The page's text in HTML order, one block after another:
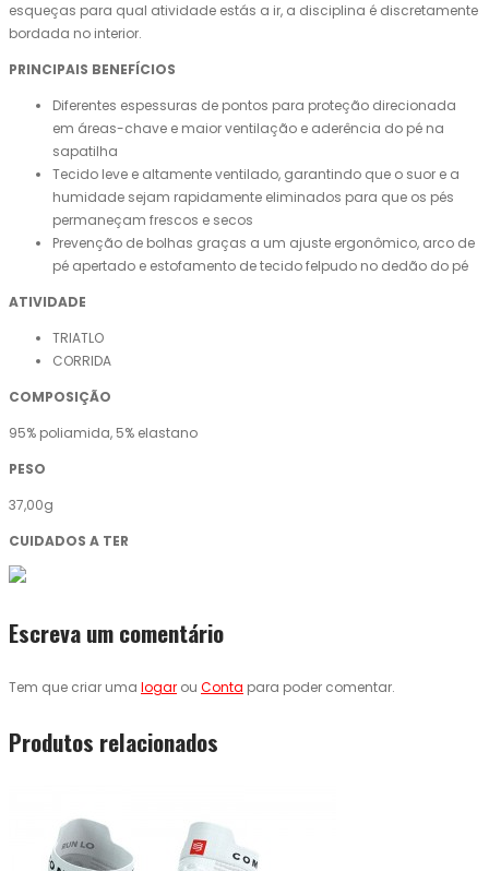
esqueças para qual atividade estás a ir, a disciplina é discretamente
bordada no interior.
PRINCIPAIS BENEFÍCIOS
Diferentes espessuras de pontos para proteção direcionada
em áreas-chave e maior ventilação e aderência do pé na
sapatilha
Tecido leve e altamente ventilado, garantindo que o suor e a
humidade sejam rapidamente eliminados para que os pés
permaneçam frescos e secos
Prevenção de bolhas graças a um ajuste ergonômico, arco de
pé apertado e estofamento de tecido felpudo no dedão do pé
ATIVIDADE
TRIATLO
CORRIDA
COMPOSIÇÃO
95% poliamida, 5% elastano
PESO
37,00g
CUIDADOS A TER
Escreva um comentário
Tem que criar uma logar ou Conta para poder comentar.
Produtos relacionados